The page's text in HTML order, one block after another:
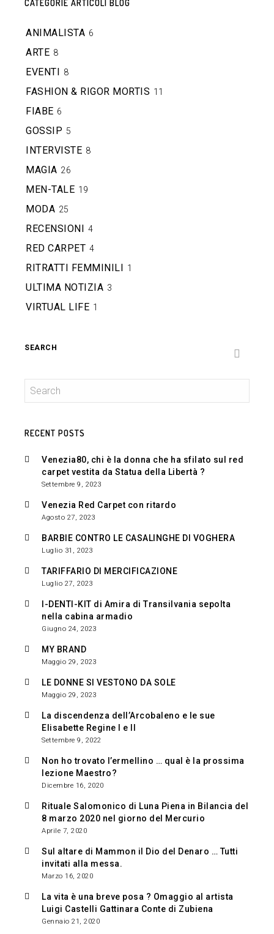
CATEGORIE ARTICOLI BLOG
ANIMALISTA 6
ARTE 8
EVENTI 8
FASHION & RIGOR MORTIS 11
FIABE 6
GOSSIP 5
INTERVISTE 8
MAGIA 26
MEN-TALE 19
MODA 25
RECENSIONI 4
RED CARPET 4
RITRATTI FEMMINILI 1
ULTIMA NOTIZIA 3
VIRTUAL LIFE 1
SEARCH
RECENT POSTS
Venezia80, chi è la donna che ha sfilato sul red
carpet vestita da Statua della Libertà ?
Settembre 9, 2023
Venezia Red Carpet con ritardo
Agosto 27, 2023
BARBIE CONTRO LE CASALINGHE DI VOGHERA
Luglio 31, 2023
TARIFFARIO DI MERCIFICAZIONE
Luglio 27, 2023
I-DENTI-KIT di Amira di Transilvania sepolta
nella cabina armadio
Giugno 24, 2023
MY BRAND
Maggio 29, 2023
LE DONNE SI VESTONO DA SOLE
Maggio 29, 2023
La discendenza dell’Arcobaleno e le sue
Elisabette Regine I e II
Settembre 9, 2022
Non ho trovato l’ermellino … qual è la prossima
lezione Maestro?
Dicembre 16, 2020
Rituale Salomonico di Luna Piena in Bilancia del
8 marzo 2020 nel giorno del Mercurio
Aprile 7, 2020
Sul altare di Mammon il Dio del Denaro … Tutti
invitati alla messa.
Marzo 16, 2020
La vita è una breve posa ? Omaggio al artista
Luigi Castelli Gattinara Conte di Zubiena
Gennaio 21, 2020